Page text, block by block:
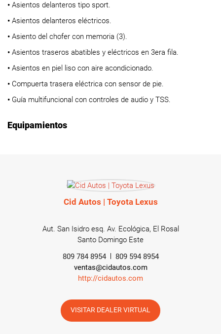
• Asientos delanteros tipo sport.
• Asientos delanteros eléctricos.
• Asiento del chofer con memoria (3).
• Asientos traseros abatibles y eléctricos en 3era fila.
• Asientos en piel liso con aire acondicionado.
• Compuerta trasera eléctrica con sensor de pie.
• Guía multifuncional con controles de audio y TSS.
Equipamientos
Cid Autos | Toyota Lexus
Aut. San Isidro esq. Av. Ecológica, El Rosal
Santo Domingo Este
809 784 8954
809 594 8954
ventas@cidautos.com
http://cidautos.com
VISITAR DEALER VIRTUAL